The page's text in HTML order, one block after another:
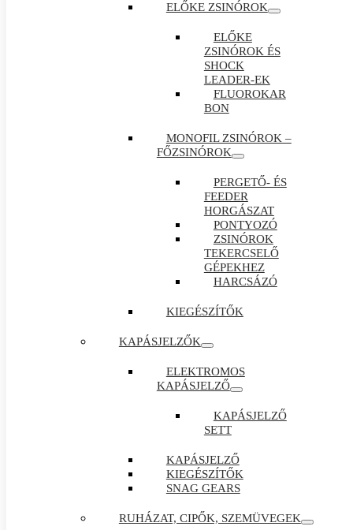
ELŐKE ZSINÓROK
ELŐKE
ZSINÓROK ÉS
SHOCK
LEADER-EK
FLUOROKAR
BON
MONOFIL ZSINÓROK –
FŐZSINÓROK
PERGETŐ- ÉS
FEEDER
HORGÁSZAT
PONTYOZÓ
ZSINÓROK
TEKERCSELŐ
GÉPEKHEZ
HARCSÁZÓ
KIEGÉSZÍTŐK
KAPÁSJELZŐK
ELEKTROMOS
KAPÁSJELZŐ
KAPÁSJELZŐ
SETT
KAPÁSJELZŐ
KIEGÉSZÍTŐK
SNAG GEARS
RUHÁZAT, CIPŐK, SZEMÜVEGEK